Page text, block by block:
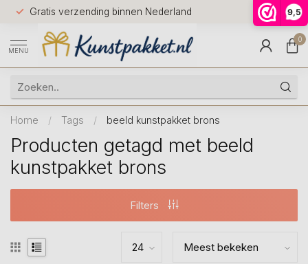
9,5
Gratis verzending binnen Nederland
Voor
huis
9.5
MENU
0
Home / Tags / beeld kunstpakket brons
Producten getagd met beeld
kunstpakket brons
Filters